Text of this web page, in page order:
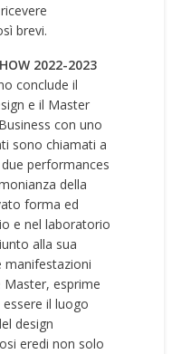
brevi.
2022-2023
conclude il
e il Master
con uno
sono chiamati a
performances
della
forma ed
e nel laboratorio
alla sua
manifestazioni
Master, esprime
il luogo
design
eredi non solo